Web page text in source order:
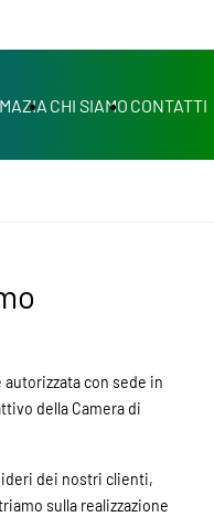
CHI SIAMO CONTATTI
con sede in
della Camera di
dei nostri clienti,
sulla realizzazione